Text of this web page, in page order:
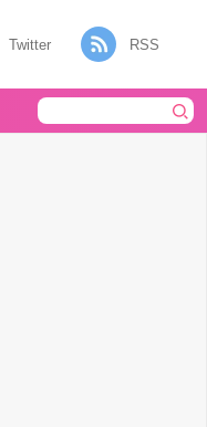
Twitter RSS